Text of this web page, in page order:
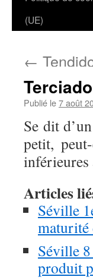
(UE)
←
Terciado
Publié le7 août
Se dit d’un
petit,
inférieures
Articles
Séville
maturité
Séville
produit